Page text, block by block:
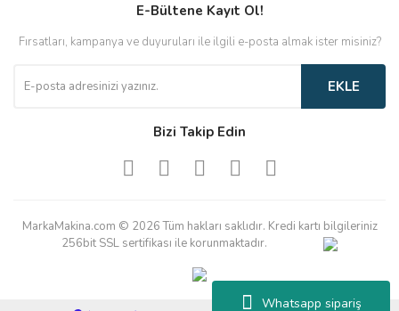
Whatsapp sipariş
E-Bültene Kayıt Ol!
Fırsatları, kampanya ve duyuruları ile ilgili e-posta almak ister misiniz?
EKLE
Bizi Takip Edin
MarkaMakina.com © 2026 Tüm hakları saklıdır. Kredi kartı bilgileriniz
256bit SSL sertifikası ile korunmaktadır.